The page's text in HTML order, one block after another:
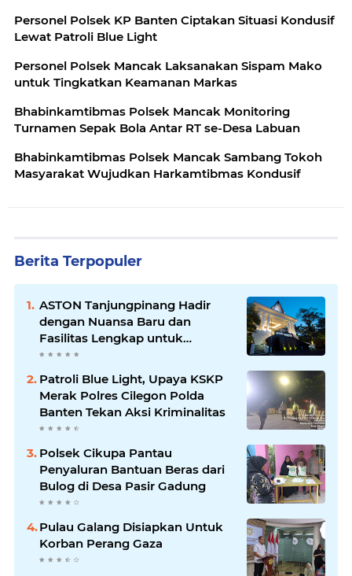
Personel Polsek KP Banten Ciptakan Situasi Kondusif
Lewat Patroli Blue Light
Personel Polsek Mancak Laksanakan Sispam Mako
untuk Tingkatkan Keamanan Markas
Bhabinkamtibmas Polsek Mancak Monitoring
Turnamen Sepak Bola Antar RT se-Desa Labuan
Bhabinkamtibmas Polsek Mancak Sambang Tokoh
Masyarakat Wujudkan Harkamtibmas Kondusif
Berita Terpopuler
ASTON Tanjungpinang Hadir
dengan Nuansa Baru dan
Fasilitas Lengkap untuk
Kenyamanan Tamu
Patroli Blue Light, Upaya KSKP
Merak Polres Cilegon Polda
Banten Tekan Aksi Kriminalitas
Polsek Cikupa Pantau
Penyaluran Bantuan Beras dari
Bulog di Desa Pasir Gadung
Pulau Galang Disiapkan Untuk
Korban Perang Gaza